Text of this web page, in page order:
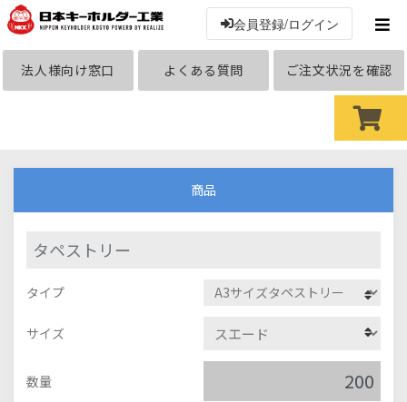
会員登録/ログイン
法人様向け窓口 よくある質問 ご注文状況を確認
商品
タペストリー
タイプ
サイズ
数量